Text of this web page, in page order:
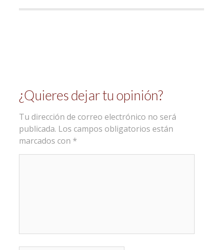
¿Quieres dejar tu opinión?
Tu dirección de correo electrónico no será
publicada. Los campos obligatorios están
marcados con *